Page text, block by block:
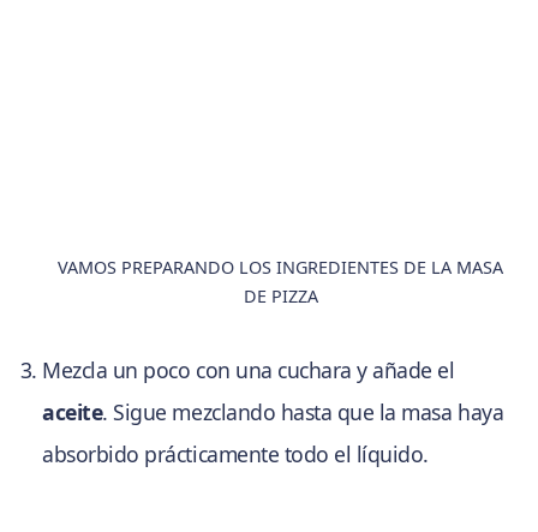
VAMOS PREPARANDO LOS INGREDIENTES DE LA MASA
DE PIZZA
Mezcla un poco con una cuchara y añade el
aceite. Sigue mezclando hasta que la masa haya
absorbido prácticamente todo el líquido.